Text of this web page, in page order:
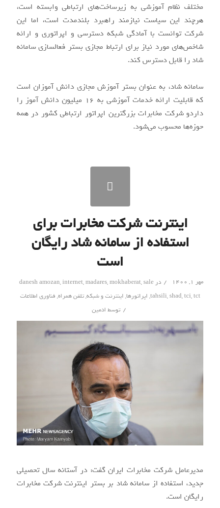
مختلف نظام آموزشی به زیرساخت‌های ارتباطی وابسته است،
هرچند این سیاست نیازمند راهبرد بلندمدت است، اما این
شرکت توانست با آمادگی شبکه دسترسی و اپراتوری و ارائه
شاخص‌های مورد نیاز برای ارتباط مجازی بستر فعالسازی سامانه
شاد را قابل دسترس کند.
سامانه شاد، به عنوان بستر آموزش مجازی دانش آموزان است
که قابلیت ارائه خدمات آموزشی به ۱۶ میلیون دانش آموز را
داردو شرکت مخابرات بزرگترین اپراتور ارتباطی کشور در همه
حوزه‌ها محسوب می‌شود.
اینترنت شرکت مخابرات برای
استفاده از سامانه شاد رایگان
است
مهر ۱, ۱۴۰۰ / در danesh amozan,internet,madares,mokhaberat,sale
tahsili,shad,tci,tct
, اپراتورها, اینترنت و شبکه,تلفن همراه, فناوری اطلاعات
/ توسط ادمین
مدیرعامل شرکت مخابرات ایران گفت: در آستانه سال تحصیلی
جدید، استفاده از سامانه شاد بر بستر اینترنت شرکت مخابرات
رایگان است.